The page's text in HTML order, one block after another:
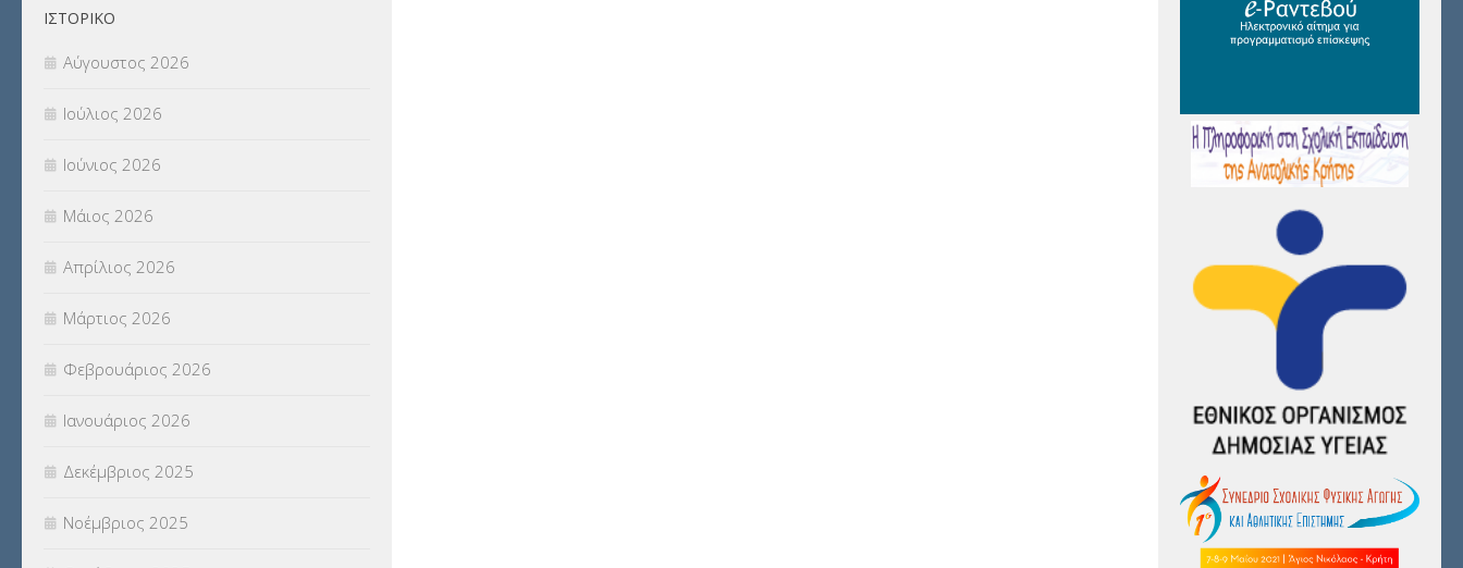
(18)
ΣΥΝΤΑΞΕΙΣ(12)
ΣΧΟΛΙΚΟΙ ΣΥΜΒΟΥΛΟΙ
ΥΠΕΡΑΡΙΘΜΟΙ(1)
ΙΣΤΟΡΙΚΌ
Αύγουστος 2026
Ιούλιος 2026
Ιούνιος 2026
Μάιος 2026
Απρίλιος 2026
Μάρτιος 2026
Φεβρουάριος 2026
Ιανουάριος 2026
Δεκέμβριος 2025
Νοέμβριος 2025